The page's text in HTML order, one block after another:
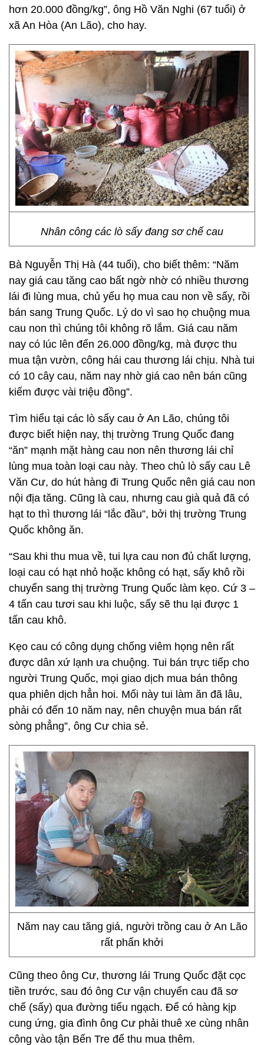
hơn 20.000 đồng/kg”, ông Hồ Văn Nghi (67 tuổi) ở
xã An Hòa (An Lão), cho hay.
Nhân công các lò sấy đang sơ chế cau
Bà Nguyễn Thị Hà (44 tuổi), cho biết thêm: “Năm
nay giá cau tăng cao bất ngờ nhờ có nhiều thương
lái đi lùng mua, chủ yếu họ mua cau non về sấy, rồi
bán sang Trung Quốc. Lý do vì sao họ chuộng mua
cau non thì chúng tôi không rõ lắm. Giá cau năm
nay có lúc lên đến 26.000 đồng/kg, mà được thu
mua tận vườn, công hái cau thương lái chịu. Nhà tui
có 10 cây cau, năm nay nhờ giá cao nên bán cũng
kiếm được vài triệu đồng”.
Tìm hiểu tại các lò sấy cau ở An Lão, chúng tôi
được biết hiện nay, thị trường Trung Quốc đang
“ăn” mạnh mặt hàng cau non nên thương lái chỉ
lùng mua toàn loại cau này. Theo chủ lò sấy cau Lê
Văn Cư, do hút hàng đi Trung Quốc nên giá cau non
nội địa tăng. Cũng là cau, nhưng cau già quả đã có
hạt to thì thương lái “lắc đầu”, bởi thị trường Trung
Quốc không ăn.
“Sau khi thu mua về, tui lựa cau non đủ chất lượng,
loại cau có hạt nhỏ hoặc không có hạt, sấy khô rồi
chuyển sang thị trường Trung Quốc làm kẹo. Cứ 3 –
4 tấn cau tươi sau khi luộc, sấy sẽ thu lại được 1
tấn cau khô.
Kẹo cau có công dụng chống viêm họng nên rất
được dân xứ lạnh ưa chuộng. Tui bán trực tiếp cho
người Trung Quốc, mọi giao dịch mua bán thông
qua phiên dịch hẳn hoi. Mối này tui làm ăn đã lâu,
phải có đến 10 năm nay, nên chuyện mua bán rất
sòng phẳng”, ông Cư chia sẻ.
Năm nay cau tăng giá, người trồng cau ở An Lão
rất phấn khởi
Cũng theo ông Cư, thương lái Trung Quốc đặt cọc
tiền trước, sau đó ông Cư vận chuyển cau đã sơ
chế (sấy) qua đường tiểu ngạch. Để có hàng kịp
cung ứng, gia đình ông Cư phải thuê xe cùng nhân
công vào tận Bến Tre để thu mua thêm.